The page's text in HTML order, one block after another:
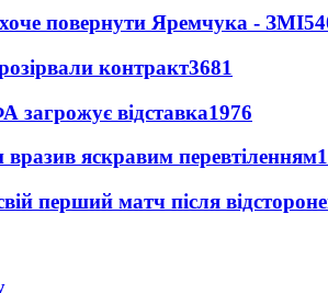
повернути Яремчука - ЗМІ
контракт3681
загрожує відставка1976
вразив яскравим перевтіленням
перший матч після